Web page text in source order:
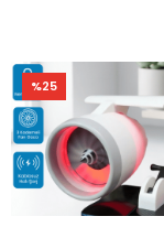
%25